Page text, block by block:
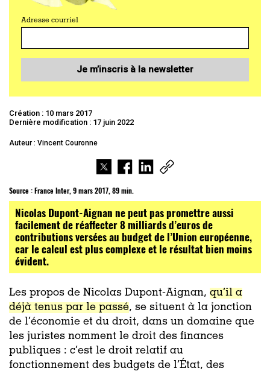
Adresse courriel
Je m’inscris à la newsletter
Création : 10 mars 2017
Dernière modification : 17 juin 2022
Auteur : Vincent Couronne
Source :France Inter, 9 mars 2017, 89 min.
Nicolas Dupont-Aignan ne peut pas promettre aussi
facilement de réaffecter 8 milliards d’euros de
contributions versées au budget de l’Union européenne,
car le calcul est plus complexe et le résultat bien moins
évident.
Les propos de Nicolas Dupont-Aignan, qu’il a
déjà tenus par le passé, se situent à la jonction
de l’économie et du droit, dans un domaine que
les juristes nomment le droit des finances
publiques : c’est le droit relatif au
fonctionnement des budgets de l’État, des